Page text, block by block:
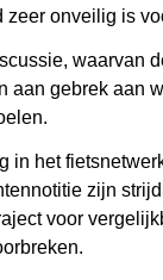
onveilig is
waarvan
aan gebrek aan
in het
zijn
voor